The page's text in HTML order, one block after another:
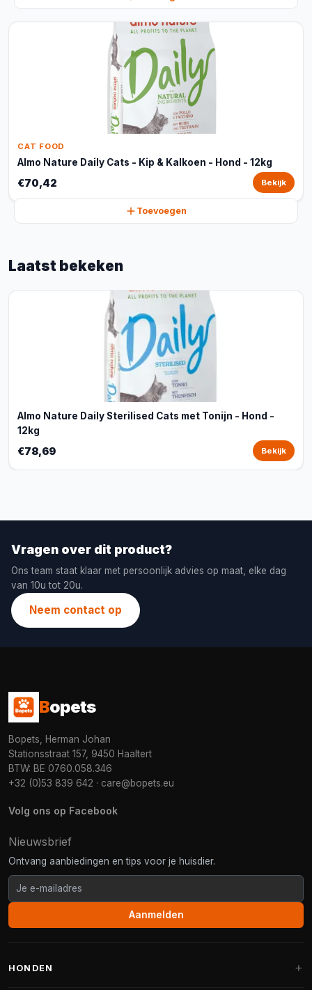
CAT FOOD
Almo Nature Daily Cats - Kip & Kalkoen - Hond - 12kg
€70,42 Bekijk
Toevoegen
Laatst bekeken
Almo Nature Daily Sterilised Cats met Tonijn - Hond -
12kg
€78,69 Bekijk
Vragen over dit product?
Ons team staat klaar met persoonlijk advies op maat, elke dag
van 10u tot 20u.
Neem contact op
Bopets
Bopets, Herman Johan
Stationsstraat 157, 9450 Haaltert
BTW: BE 0760.058.346
+32 (0)53 839 642 · care@bopets.eu
Volg ons op Facebook
Nieuwsbrief
Ontvang aanbiedingen en tips voor je huisdier.
Aanmelden
HONDEN